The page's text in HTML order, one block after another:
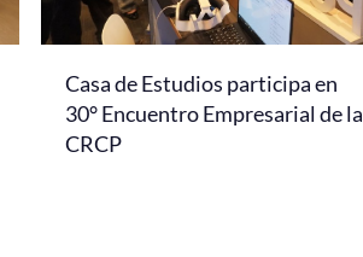
Casa de Estudios participa en
30° Encuentro Empresarial de la
CRCP